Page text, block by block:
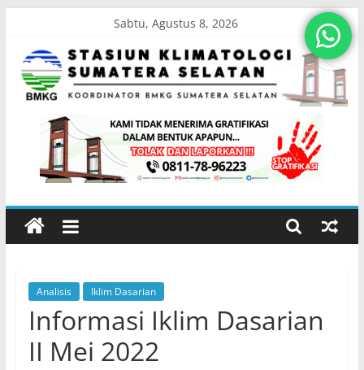
content
Sabtu, Agustus 8, 2026
Stasiun
Klimatologi
Sumatera
Koordinator
BMKG
Sumatera
Selatan
Analisis Iklim Dasarian
Informasi Iklim Dasarian
II Mei 2022